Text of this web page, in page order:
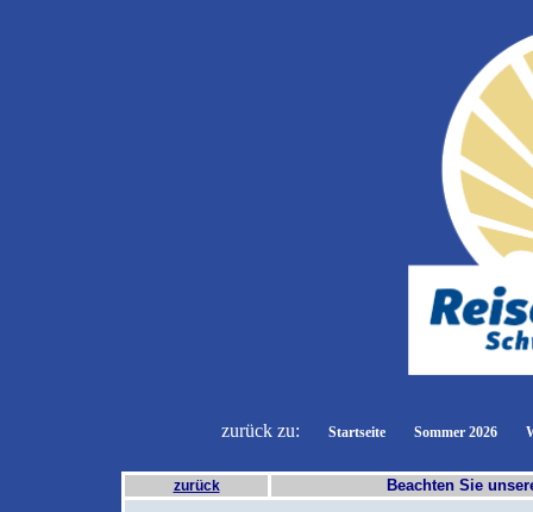
zurück zu: Startseite Sommer 2026
zurück Beachten Sie